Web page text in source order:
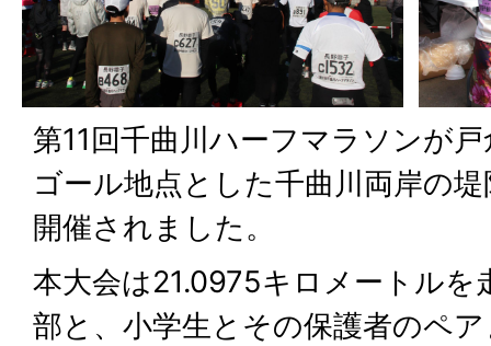
第11回千曲川ハーフマラソンが
ゴール地点とした千曲川両岸の
開催されました。
本大会は21.0975キロメートルを
部と、小学生とその保護者のペ